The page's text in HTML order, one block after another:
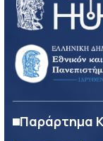
Παράρτημα